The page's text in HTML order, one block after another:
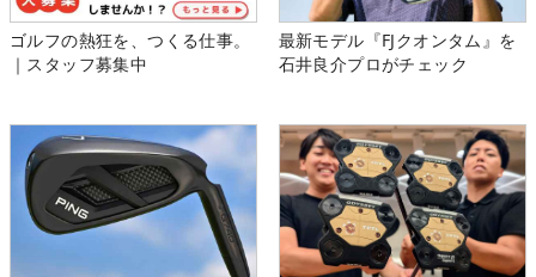
ゴルフの熱狂を、つくる仕事。
｜スタッフ募集中
最新モデル『FJクオンタム』を
石井良介プロがチェック